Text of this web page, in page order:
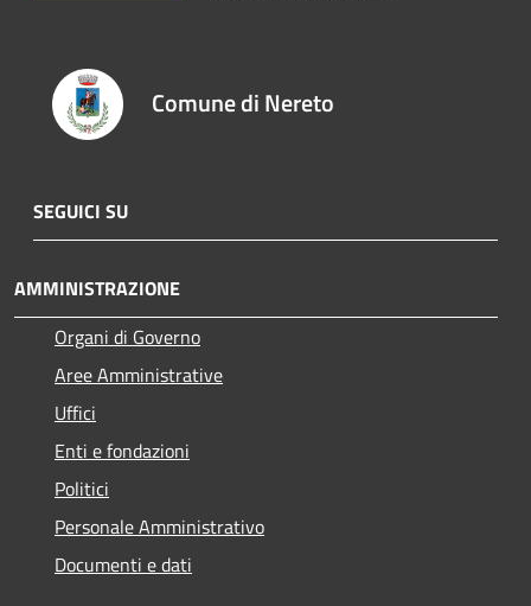
Comune di Nereto
SEGUICI SU
AMMINISTRAZIONE
Organi di Governo
Aree Amministrative
Uffici
Enti e fondazioni
Politici
Personale Amministrativo
Documenti e dati